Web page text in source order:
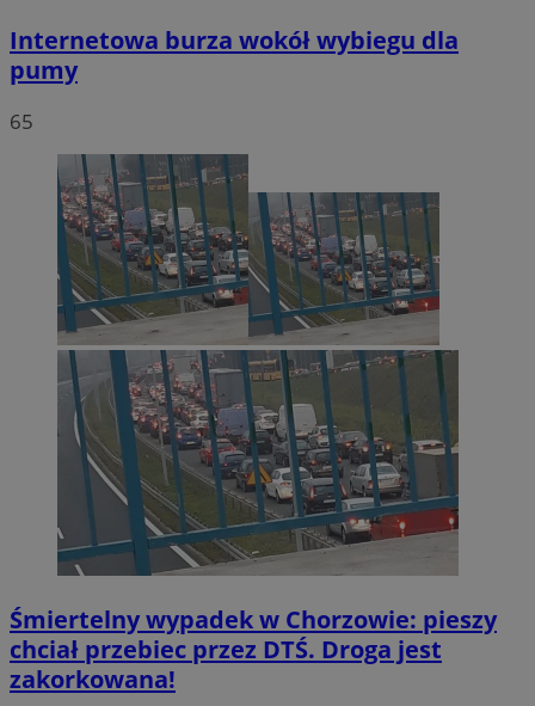
Internetowa burza wokół wybiegu dla
pumy
65
Śmiertelny wypadek w Chorzowie: pieszy
chciał przebiec przez DTŚ. Droga jest
zakorkowana!